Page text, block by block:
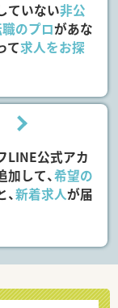
ていない非公
のプロがあな
て求人をお探
LINE公式アカ
加して、希望の
、新着求人が届